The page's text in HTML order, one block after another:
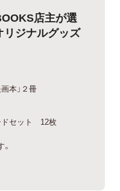
店主が選
ジナルグッズ
本」２冊
ドセット 12枚